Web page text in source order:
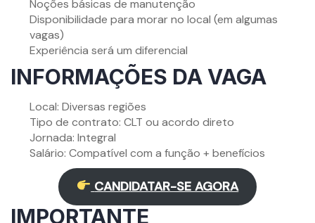
Noções básicas de manutenção
Disponibilidade para morar no local (em algumas
vagas)
Experiência será um diferencial
INFORMAÇÕES DA VAGA
Local: Diversas regiões
Tipo de contrato: CLT ou acordo direto
Jornada: Integral
Salário: Compatível com a função + benefícios
CANDIDATAR-SE AGORA
IMPORTANTE